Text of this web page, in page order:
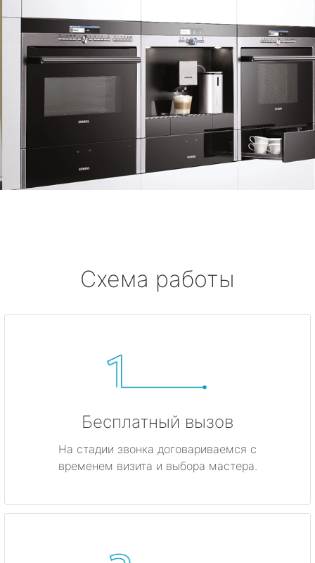
Схема работы
Бесплатный вызов
На стадии звонка договариваемся с
временем визита и выбора мастера.